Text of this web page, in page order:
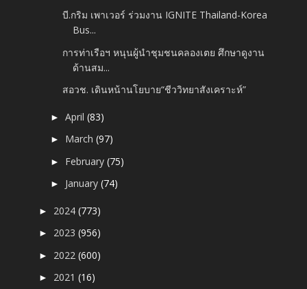
บี.กริม เพาเวอร์ ร่วมงาน IGNITE Thailand-Korea
Bus...
การท่าเรือฯ หนุนผู้นำชุมชนคลองเตย ศึกษาดูงาน
ด้านสม...
สอวช. เดินหน้านโยบาย“ชีววิทยาสังเคราะห์”
►April(83)
► March(97)
► February(75)
► January(74)
► 2024(773)
► 2023(956)
► 2022(600)
► 2021(16)